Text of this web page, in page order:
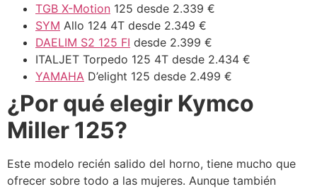
TGB X-Motion 125 desde 2.339 €
SYM Allo 124 4T desde 2.349 €
DAELIM S2 125 FI desde 2.399 €
ITALJET Torpedo 125 4T desde 2.434 €
YAMAHA D’elight 125 desde 2.499 €
¿Por qué elegir Kymco
Miller 125?
Este modelo recién salido del horno, tiene mucho que
ofrecer sobre todo a las mujeres. Aunque también